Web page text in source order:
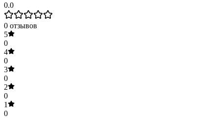
0.0
0 отзывов
5
0
4
0
3
0
2
0
1
0